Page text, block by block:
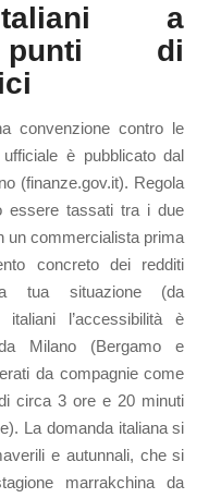
a
punti di
convenzione contro le
è pubblicato dal
(finanze.gov.it). Regola
essere tassati tra i due
un commercialista prima
concreto dei redditi
tua situazione (da
l’accessibilità è
Milano (Bergamo e
da compagnie come
circa 3 ore e 20 minuti
La domanda italiana si
e autunnali, che si
marrakchina da